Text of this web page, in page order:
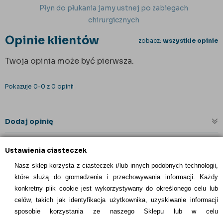
Ustawienia ciasteczek
Nasz sklep korzysta z ciasteczek i/lub innych podobnych technologii,
które służą do gromadzenia i przechowywania informacji. Każdy
konkretny plik cookie jest wykorzystywany do określonego celu lub
celów, takich jak identyfikacja użytkownika, uzyskiwanie informacji
sposobie korzystania ze naszego Sklepu lub w celu
Płyn do płukania jamy ustnej po zabiegach
chirurgicznych
Opinie klientów zobacz: wszystkie opinie
Twoja opinia może być pierwsza.
Pokazuje 0-0 z 0 opinii
Dodaj opinię
INFORMACJE KONTAKTOWE